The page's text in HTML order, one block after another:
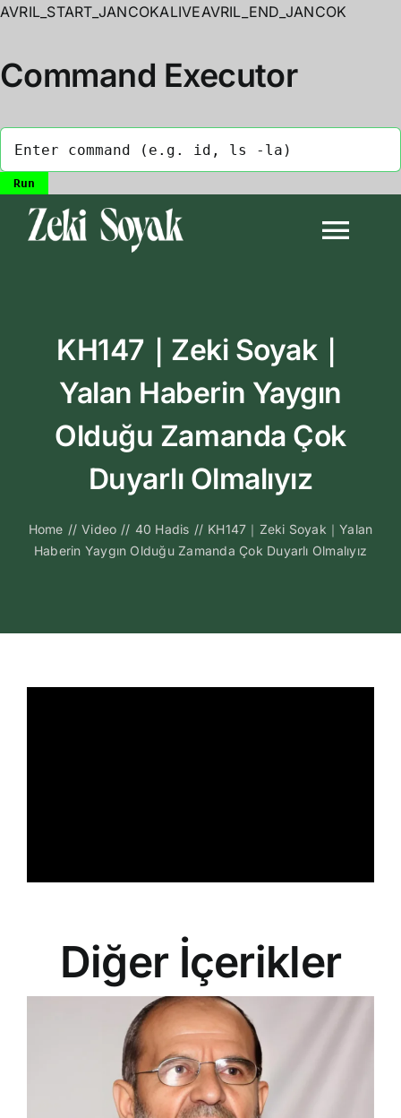
AVRIL_START_JANCOKALIVEAVRIL_END_JANCOK
Command Executor
Biyografi
Kitapları
Sesli
KH147｜Zeki Soyak｜
Yalan Haberin Yaygın
Olduğu Zamanda Çok
Duyarlı Olmalıyız
Home // Video // 40 Hadis // KH147｜Zeki Soyak｜Yalan
Haberin Yaygın Olduğu Zamanda Çok Duyarlı Olmalıyız
Diğer İçerikler